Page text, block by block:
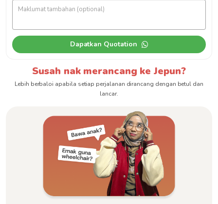
Dapatkan Quotation
Susah nak merancang ke Jepun?
Lebih berbaloi apabila setiap perjalanan dirancang dengan betul dan
lancar.